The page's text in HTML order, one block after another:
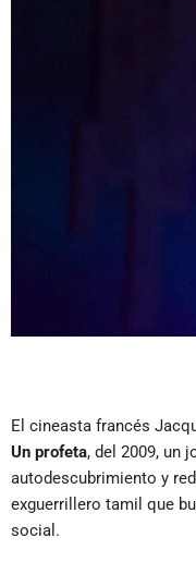
El cineasta francés
Un profeta, del 2009, un
autodescubrimiento y
exguerrillero tamil que
social.